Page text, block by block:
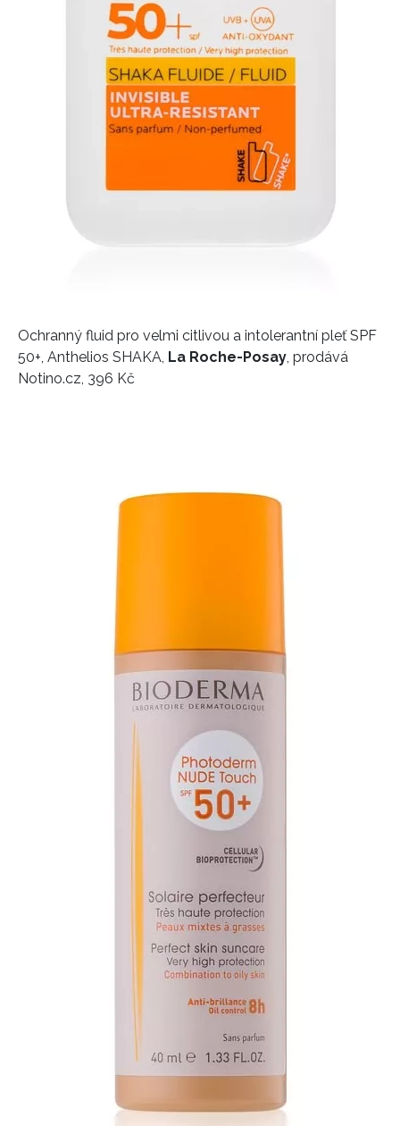
Ochranný fluid pro velmi citlivou a intolerantní pleť SPF
50+, Anthelios SHAKA, La Roche-Posay, prodává
Notino.cz, 396 Kč